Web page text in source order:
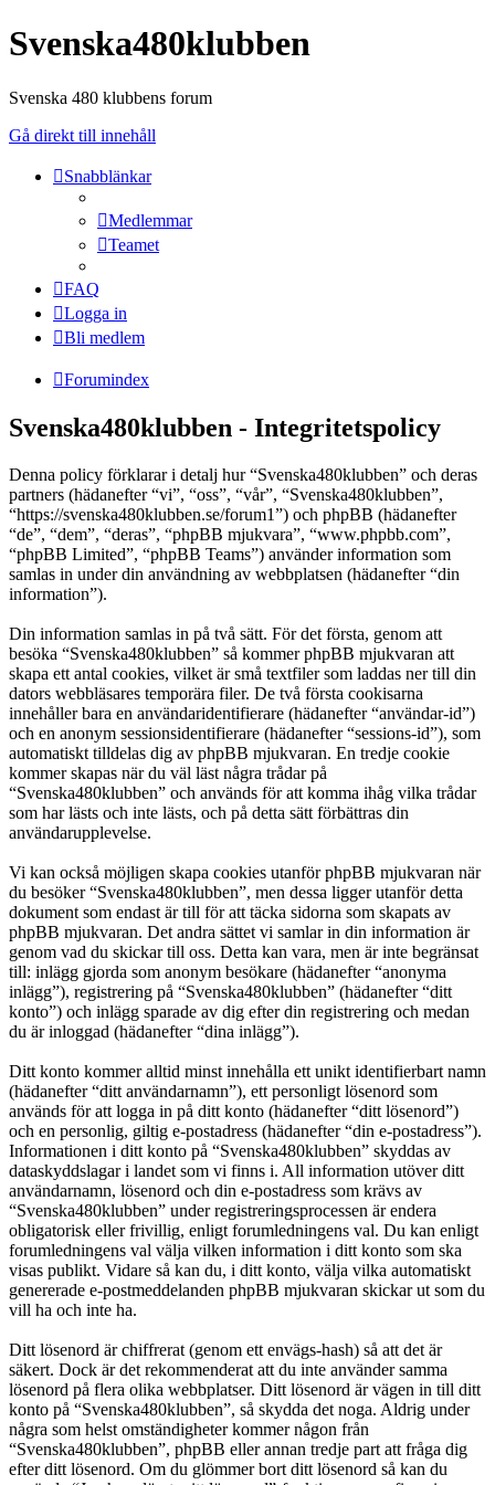
Svenska480klubben
Svenska 480 klubbens forum
Gå direkt till innehåll
Snabblänkar
Medlemmar
Teamet
FAQ
Logga in
Bli medlem
Forumindex
Svenska480klubben - Integritetspolicy
Denna policy förklarar i detalj hur “Svenska480klubben” och deras
partners (hädanefter “vi”, “oss”, “vår”, “Svenska480klubben”,
“https://svenska480klubben.se/forum1”) och phpBB (hädanefter
“de”, “dem”, “deras”, “phpBB mjukvara”, “www.phpbb.com”,
“phpBB Limited”, “phpBB Teams”) använder information som
samlas in under din användning av webbplatsen (hädanefter “din
information”).
Din information samlas in på två sätt. För det första, genom att
besöka “Svenska480klubben” så kommer phpBB mjukvaran att
skapa ett antal cookies, vilket är små textfiler som laddas ner till din
dators webbläsares temporära filer. De två första cookisarna
innehåller bara en användaridentifierare (hädanefter “användar-id”)
och en anonym sessionsidentifierare (hädanefter “sessions-id”), som
automatiskt tilldelas dig av phpBB mjukvaran. En tredje cookie
kommer skapas när du väl läst några trådar på
“Svenska480klubben” och används för att komma ihåg vilka trådar
som har lästs och inte lästs, och på detta sätt förbättras din
användarupplevelse.
Vi kan också möjligen skapa cookies utanför phpBB mjukvaran när
du besöker “Svenska480klubben”, men dessa ligger utanför detta
dokument som endast är till för att täcka sidorna som skapats av
phpBB mjukvaran. Det andra sättet vi samlar in din information är
genom vad du skickar till oss. Detta kan vara, men är inte begränsat
till: inlägg gjorda som anonym besökare (hädanefter “anonyma
inlägg”), registrering på “Svenska480klubben” (hädanefter “ditt
konto”) och inlägg sparade av dig efter din registrering och medan
du är inloggad (hädanefter “dina inlägg”).
Ditt konto kommer alltid minst innehålla ett unikt identifierbart namn
(hädanefter “ditt användarnamn”), ett personligt lösenord som
används för att logga in på ditt konto (hädanefter “ditt lösenord”)
och en personlig, giltig e-postadress (hädanefter “din e-postadress”).
Informationen i ditt konto på “Svenska480klubben” skyddas av
dataskyddslagar i landet som vi finns i. All information utöver ditt
användarnamn, lösenord och din e-postadress som krävs av
“Svenska480klubben” under registreringsprocessen är endera
obligatorisk eller frivillig, enligt forumledningens val. Du kan enligt
forumledningens val välja vilken information i ditt konto som ska
visas publikt. Vidare så kan du, i ditt konto, välja vilka automatiskt
genererade e-postmeddelanden phpBB mjukvaran skickar ut som du
vill ha och inte ha.
Ditt lösenord är chiffrerat (genom ett envägs-hash) så att det är
säkert. Dock är det rekommenderat att du inte använder samma
lösenord på flera olika webbplatser. Ditt lösenord är vägen in till ditt
konto på “Svenska480klubben”, så skydda det noga. Aldrig under
några som helst omständigheter kommer någon från
“Svenska480klubben”, phpBB eller annan tredje part att fråga dig
efter ditt lösenord. Om du glömmer bort ditt lösenord så kan du